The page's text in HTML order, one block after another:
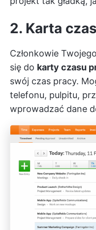
2. Karta
Członkowie
się do karty czasu
swój czas pracy.
telefonu, pulpitu,
wprowadzać dane